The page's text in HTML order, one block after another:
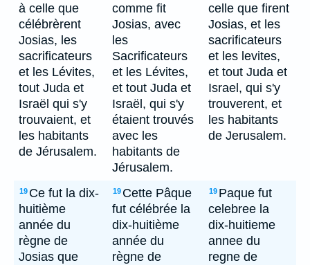
à celle que
célébrèrent
Josias, les
sacrificateurs
et les Lévites,
tout Juda et
Israël qui s'y
trouvaient, et
les habitants
de Jérusalem.
comme fit
Josias, avec
les
Sacrificateurs
et les Lévites,
et tout Juda et
Israël, qui s'y
étaient trouvés
avec les
habitants de
Jérusalem.
celle que firent
Josias, et les
sacrificateurs
et les levites,
et tout Juda et
Israel, qui s'y
trouverent, et
les habitants
de Jerusalem.
19 Ce fut la dix-
huitième
année du
règne de
Josias que
19 Cette Pâque
fut célébrée la
dix-huitième
année du
règne de
19 Paque fut
celebree la
dix-huitieme
annee du
regne de